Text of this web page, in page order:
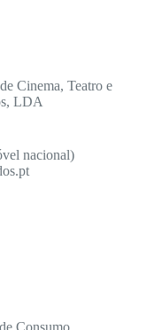
Cinema, Teatro e
LDA
nacional)
Consumo